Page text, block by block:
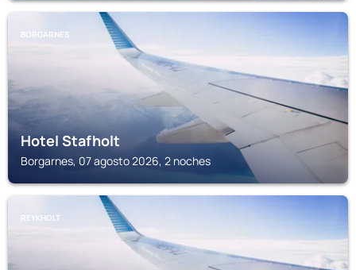
BORGARNES
Hotel Stafholt
Borgarnes, 07 agosto 2026, 2 noches
REYKHOLT